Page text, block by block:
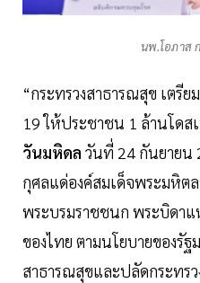
นพ.โอภาส
“กระทรวงสาธารณสุข เตรี
19 ให้ประชาชน 1 ล้านโดส
วันมหิดล วันที่ 24 กันยายน
กุศลแด่องค์สมเด็จพระมหิต
พระบรมราชชนก พระบิดา
ของไทย ตามนโยบายของรัฐ
สาธารณสุขและปลัดกระทร